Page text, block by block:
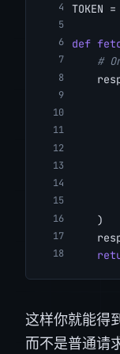
TOKEN =
def
#
    )
这样你就能得
而不是普通请